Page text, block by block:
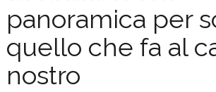
panoramica per
quello che fa al
nostro